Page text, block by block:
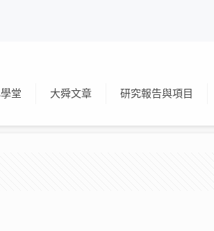
堂 大舜文章 研究報告與項目